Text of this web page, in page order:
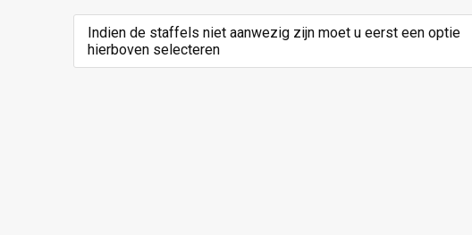
Indien de staffels niet aanwezig zijn moet u eerst een optie
hierboven selecteren